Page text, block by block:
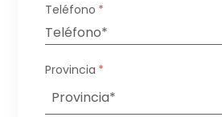
Teléfono *
Provincia *
Provincia*